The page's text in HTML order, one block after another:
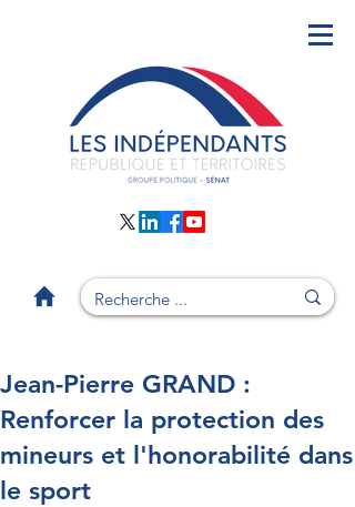
Jean-Pierre GRAND :
Renforcer la protection des
mineurs et l'honorabilité dans
le sport